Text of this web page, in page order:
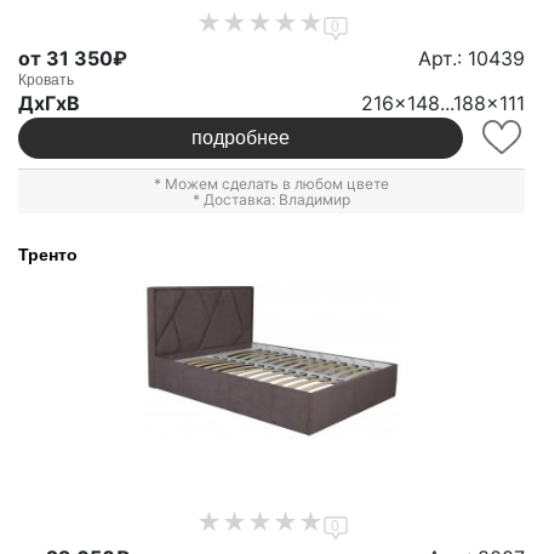
0
от 31 350₽ Арт.: 10439
Кровать
ДxГxВ 216x148...188x111
подробнее
* Можем сделать в любом цвете
* Доставка: Владимир
Тренто
0